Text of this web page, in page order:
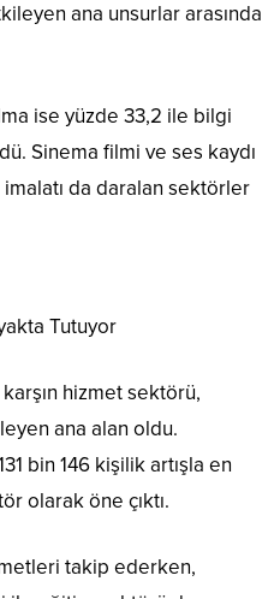
ana unsurlar arasında
ise yüzde 33,2 ile bilgi
Sinema filmi ve ses kaydı
imalatı da daralan sektörler
Tutuyor
hizmet sektörü,
ana alan oldu.
bin 146 kişilik artışla en
olarak öne çıktı.
takip ederken,